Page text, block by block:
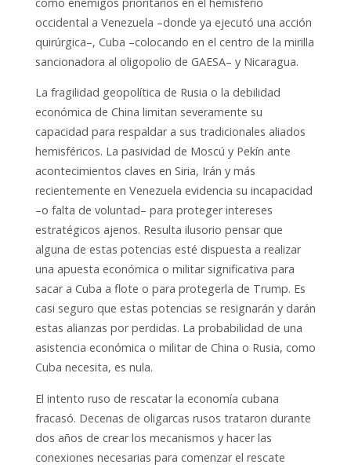
occidental a Venezuela –donde ya ejecutó una acción
quirúrgica–, Cuba –colocando en el centro de la mirilla
sancionadora al oligopolio de GAESA– y Nicaragua.
La fragilidad geopolítica de Rusia o la debilidad
económica de China limitan severamente su
capacidad para respaldar a sus tradicionales aliados
hemisféricos. La pasividad de Moscú y Pekín ante
acontecimientos claves en Siria, Irán y más
recientemente en Venezuela evidencia su incapacidad
–o falta de voluntad– para proteger intereses
estratégicos ajenos. Resulta ilusorio pensar que
alguna de estas potencias esté dispuesta a realizar
una apuesta económica o militar significativa para
sacar a Cuba a flote o para protegerla de Trump. Es
casi seguro que estas potencias se resignarán y darán
estas alianzas por perdidas. La probabilidad de una
asistencia económica o militar de China o Rusia, como
Cuba necesita, es nula.
El intento ruso de rescatar la economía cubana
fracasó. Decenas de oligarcas rusos trataron durante
dos años de crear los mecanismos y hacer las
conexiones necesarias para comenzar el rescate